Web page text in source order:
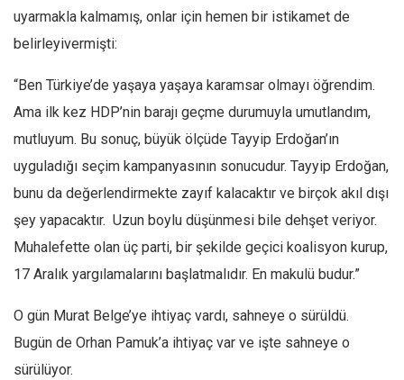
uyarmakla kalmamış, onlar için hemen bir istikamet de
belirleyivermişti:
“Ben Türkiye’de yaşaya yaşaya karamsar olmayı öğrendim.
Ama ilk kez HDP’nin barajı geçme durumuyla umutlandım,
mutluyum. Bu sonuç, büyük ölçüde Tayyip Erdoğan’ın
uyguladığı seçim kampanyasının sonucudur. Tayyip Erdoğan,
bunu da değerlendirmekte zayıf kalacaktır ve birçok akıl dışı
şey yapacaktır. Uzun boylu düşünmesi bile dehşet veriyor.
Muhalefette olan üç parti, bir şekilde geçici koalisyon kurup,
17 Aralık yargılamalarını başlatmalıdır. En makulü budur.”
O gün Murat Belge’ye ihtiyaç vardı, sahneye o sürüldü.
Bugün de Orhan Pamuk’a ihtiyaç var ve işte sahneye o
sürülüyor.